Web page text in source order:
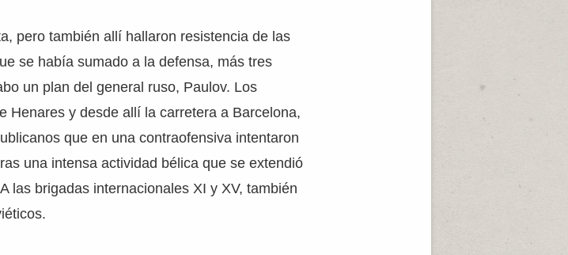
pero también allí hallaron resistencia de las
se había sumado a la defensa, más tres
un plan del general ruso, Paulov. Los
Henares y desde allí la carretera a Barcelona,
que en una contraofensiva intentaron
una intensa actividad bélica que se extendió
las brigadas internacionales XI y XV, también